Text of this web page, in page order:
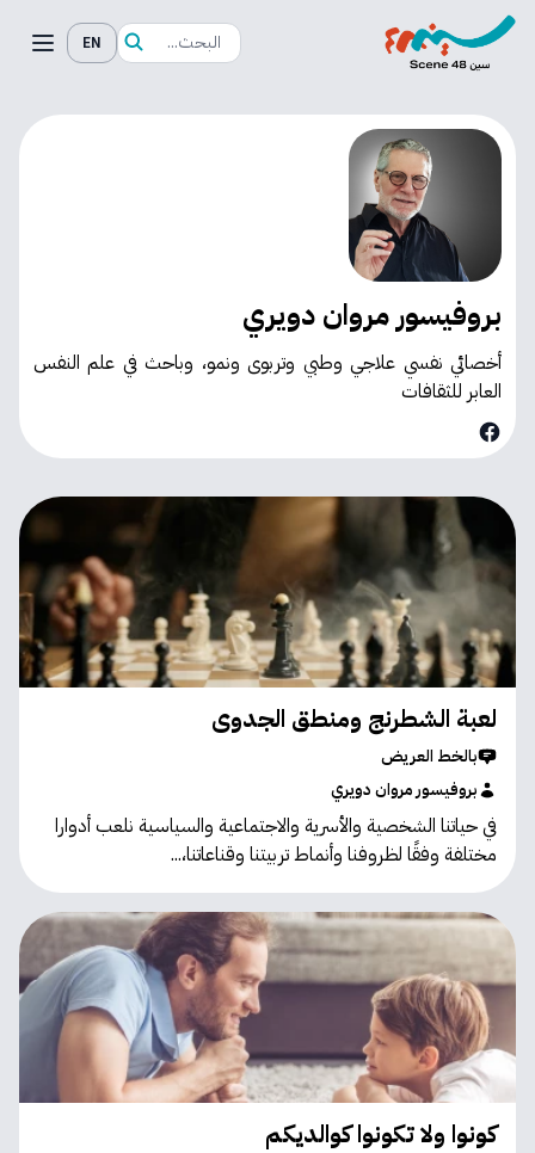
EN
بروفيسور مروان دويري
أخصائي نفسي علاجي وطبي وتربوى ونمو، وباحث في علم النفس
العابر للثقافات
Facebook
لعبة الشطرنج ومنطق الجدوى
بالخط العريض
بروفيسور مروان دويري
في حياتنا الشخصية والأسرية والاجتماعية والسياسية نلعب أدوارا
مختلفة وفقًا لظروفنا وأنماط تربيتنا وقناعاتنا،...
كونوا ولا تكونوا كوالديكم